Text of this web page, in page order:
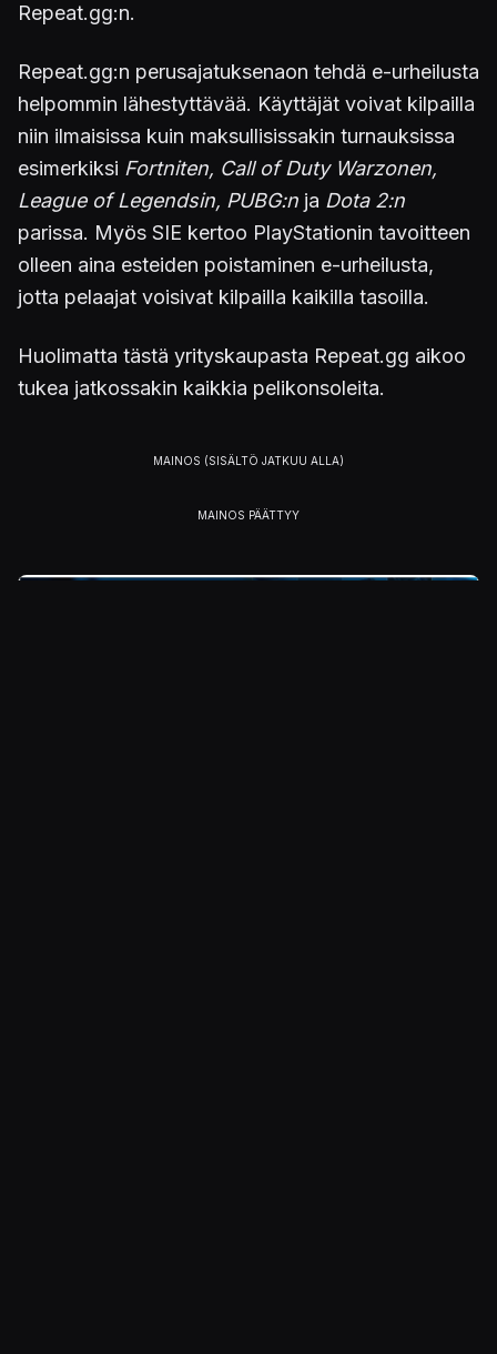
Repeat.gg:n.
Repeat.gg:n perusajatuksenaon tehdä e-urheilusta
helpommin lähestyttävää. Käyttäjät voivat kilpailla
niin ilmaisissa kuin maksullisissakin turnauksissa
esimerkiksi Fortniten, Call of Duty Warzonen,
League of Legendsin, PUBG:n ja Dota 2:n
parissa. Myös SIE kertoo PlayStationin tavoitteen
olleen aina esteiden poistaminen e-urheilusta,
jotta pelaajat voisivat kilpailla kaikilla tasoilla.
Huolimatta tästä yrityskaupasta Repeat.gg aikoo
tukea jatkossakin kaikkia pelikonsoleita.